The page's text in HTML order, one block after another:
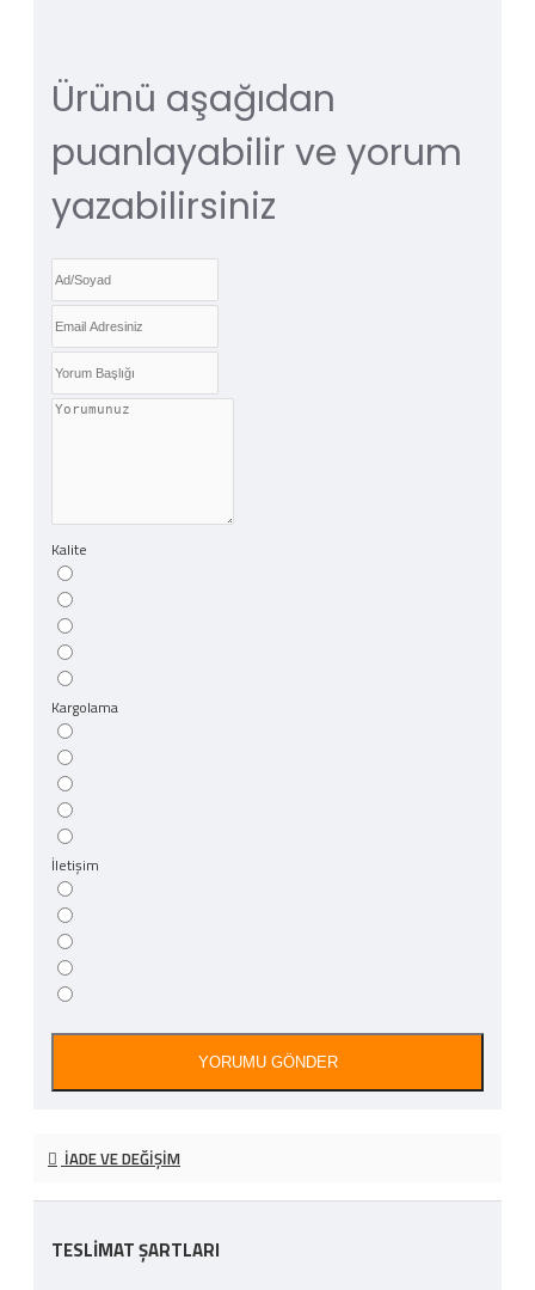
Ürünü aşağıdan
puanlayabilir ve yorum
yazabilirsiniz
Kalite
Kargolama
İletişim
YORUMU GÖNDER
İADE VE DEĞIŞIM
TESLİMAT ŞARTLARI